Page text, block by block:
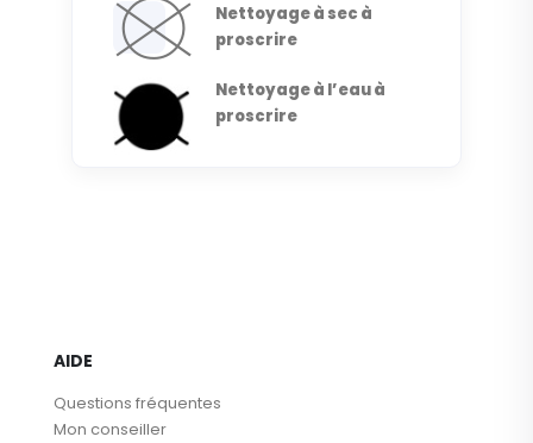
Nettoyage à sec à
proscrire
Nettoyage à l’eau à
proscrire
AIDE
Questions fréquentes
Mon conseiller